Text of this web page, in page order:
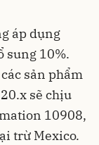
áp dụng
sung 10%.
sản phẩm
sẽ chịu
10908,
trừ Mexico.